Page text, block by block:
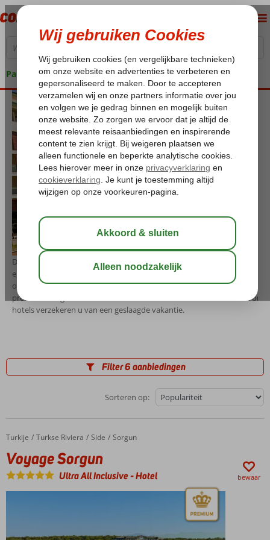
Pakketgarantie
De stijlvolle hotels van de Voyage keten zorgen voo een geweldig
elk hotel een gastvrije ontvangst. De de uitstekende service en vele
ook op culinair gebied biedt de Voyage hotelketen elke dag voor groot
proberen die geserveerd worden in buffetvorm. Ook kunt u kiezen om
hotels verzekeren u van een geslaagde vakantie.
Filter 6 aanbiedingen
Sorteren op:
Home
Turkije Turkse Riviera Side Sorgun
Voyage Sorgun
Voyage Sorgun
Ultra All Inclusive-Hotel bewaar